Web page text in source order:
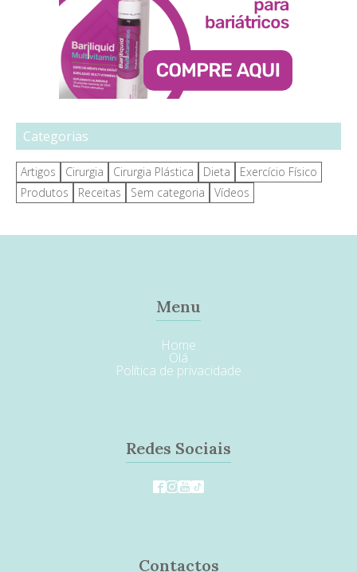
Categorias
Artigos Cirurgia Cirurgia Plástica Dieta
Exercício Físico
Produtos
Receitas Sem categoria Vídeos
Menu
Home
Olá
Política de privacidade
Redes Sociais
Contactos